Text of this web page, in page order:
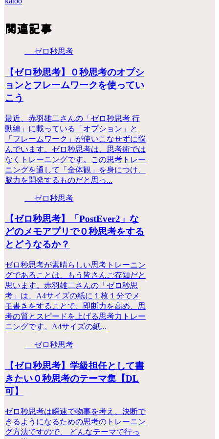
関連記事
ゼロ秒思考
【ゼロ秒思考】０秒思考のオプシ
ョンとフレームワークを使ってい
こう
最近、赤羽雄二さんの「ゼロ秒思考 行
動編」に載っている「オプション」と
「フレームワーク」が使いこなせずに悩
んでいます。ゼロ秒思考は、思考術では
なくトレーニングです。この思考トレー
ニングを通して「全体観」を身につけ、
脳力を開発するものだと思っ...
ゼロ秒思考
【ゼロ秒思考】「PostEver2」な
どのメモアプリで０秒思考をする
とどうなるか？
ゼロ秒思考が素晴らしい思考トレーニン
グであることは、もう皆さんご存知だと
思います。赤羽雄二さんの「ゼロ秒思
考」は、A4サイズの紙に１枚１分でメ
モ書きをすることで、即断力を高め、思
考の質とスピードを上げる思考力トレー
ニングです。A4サイズの紙...
ゼロ秒思考
【ゼロ秒思考】学級担任として書
きたい０秒思考のテーマ集【DL
可】
ゼロ秒思考は瞬速で物事を考え、決断で
きるようになるための思考のトレーニン
グ方法ですので、 どんなテーマで行っ